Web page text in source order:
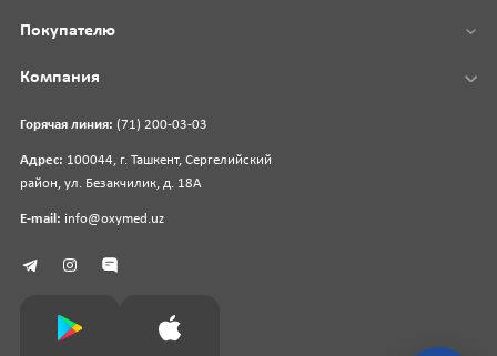
Горячая линия: (71) 200-03-03
Адрес: 100044, г. Ташкент, Сергелийский
район, ул. Безакчилик, д. 18А
E-mail: info@oxymed.uz
Покупателю
Компания